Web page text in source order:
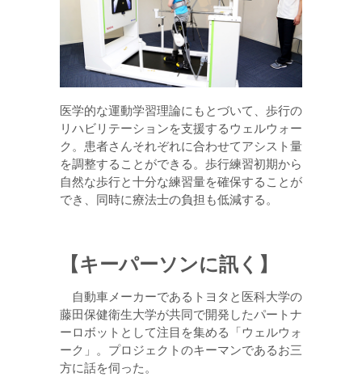
医学的な運動学習理論にもとづいて、歩行の
リハビリテーションを支援するウェルウォー
ク。患者さんそれぞれに合わせてアシスト量
を調整することができる。歩行練習初期から
自然な歩行と十分な練習量を確保することが
でき、同時に療法士の負担も低減する。
【キーパーソンに訊く】
自動車メーカーであるトヨタと医科大学の
藤田保健衛生大学が共同で開発したパートナ
ーロボットとして注目を集める「ウェルウォ
ーク」。プロジェクトのキーマンであるお三
方に話を伺った。